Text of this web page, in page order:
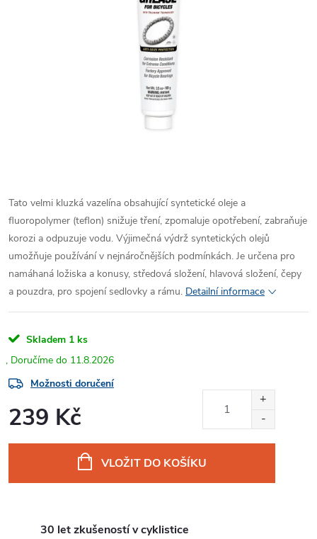
Tato velmi kluzká vazelína obsahující syntetické oleje a
fluoropolymer (teflon) snižuje tření, zpomaluje opotřebení, zabraňuje
korozi a odpuzuje vodu. Výjimečná výdrž syntetických olejů
umožňuje používání v nejnáročnějších podmínkách. Je určena pro
namáhaná ložiska a konusy, středová složení, hlavová složení, čepy
a pouzdra, pro spojení sedlovky a rámu. Detailní informace
Skladem 1 ks
11.8.2026
Možnosti doručení
239 Kč
VLOŽIT DO KOŠÍKU
30 let zkušeností v cyklistice